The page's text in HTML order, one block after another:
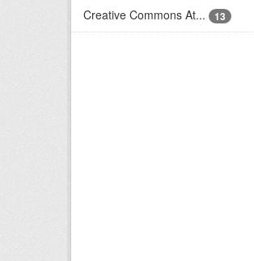
Creative Commons At...
13